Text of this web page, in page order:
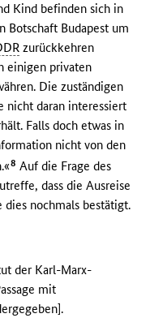
Kind befinden sich in
Botschaft Budapest um
zurückkehren
einigen privaten
Die zuständigen
nicht daran interessiert
Falls doch etwas in
nicht von den
8 Auf die Frage des
dass die Ausreise
nochmals bestätigt.
der Karl-Marx-
mit